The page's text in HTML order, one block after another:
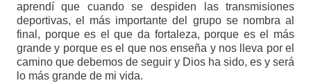
aprendí que cuando se despiden las transmisiones
deportivas, el más importante del grupo se nombra al
final, porque es el que da fortaleza, porque es el más
grande y porque es el que nos enseña y nos lleva por el
camino que debemos de seguir y Dios ha sido, es y será
lo más grande de mi vida.